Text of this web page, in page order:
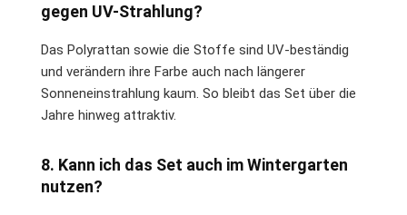
gegen UV-Strahlung?
Das Polyrattan sowie die Stoffe sind UV-beständig
und verändern ihre Farbe auch nach längerer
Sonneneinstrahlung kaum. So bleibt das Set über die
Jahre hinweg attraktiv.
8. Kann ich das Set auch im Wintergarten
nutzen?